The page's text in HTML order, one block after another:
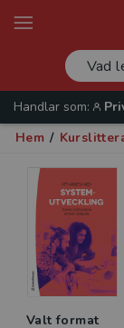
Handlar som:
Hem /
Valt format